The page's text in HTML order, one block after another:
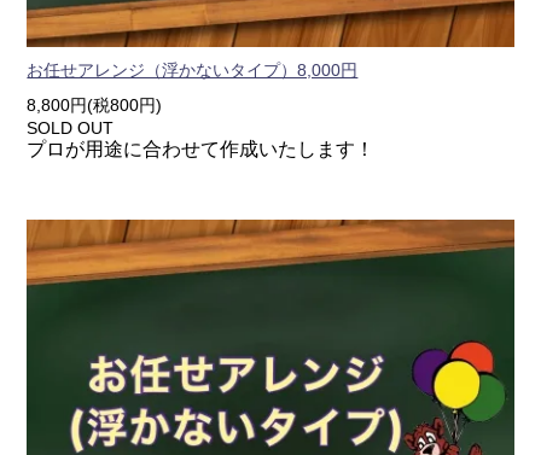
お任せアレンジ（浮かないタイプ）8,000円
8,800円(税800円)
SOLD OUT
プロが用途に合わせて作成いたします！